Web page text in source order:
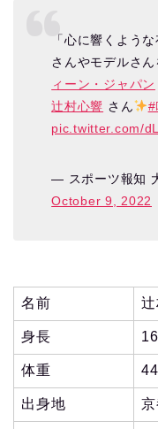
「心に響くよう
さんやモデルさん
ィーン・ジャパン
辻村心響 さん #
pic.twitter.com/
— スポーツ報知
October 9, 2022
名前
身長
体重
出身地